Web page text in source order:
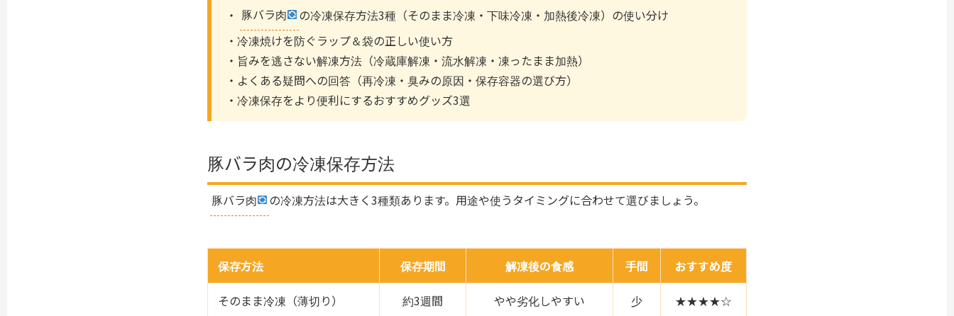
・ 豚バラ肉
の冷凍保存方法3種（そのまま冷凍・下味冷凍・加熱後冷凍）の使い分け
・冷凍焼けを防ぐラップ＆袋の正しい使い方
・旨みを逃さない解凍方法（冷蔵庫解凍・流水解凍・凍ったまま加熱）
・よくある疑問への回答（再冷凍・臭みの原因・保存容器の選び方）
・冷凍保存をより便利にするおすすめグッズ3選
豚バラ肉の冷凍保存方法
豚バラ肉 の冷凍方法は大きく3種類あります。用途や使うタイミングに合わせて選びましょう。
保存方法 保存期間 解凍後の食感 手間 おすすめ度
そのまま冷凍（薄切り） 約3週間 やや劣化しやすい 少 ★★★★☆